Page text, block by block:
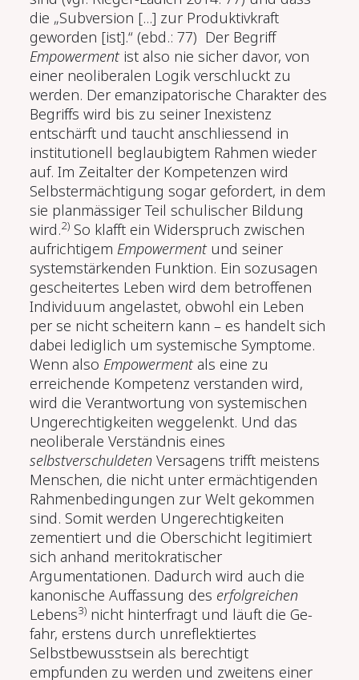
die „Subversion [...] zur Produktivkraft
geworden [ist].“ (ebd.: 77) Der Begriff
Empowerment ist also nie sicher davor, von
einer neoliberalen Logik verschluckt zu
werden. Der emanzipa­torische Charakter des
Begriffs wird bis zu seiner Inexistenz
entschärft und taucht anschliessend in
institutionell beglaubigtem Rahmen wieder
auf. Im Zeitalter der Kompetenzen wird
Selbstermächtigung sogar gefordert, in dem
sie planmässiger Teil schulischer Bildung
wird.2) So klafft ein Widerspruch zwischen
aufrichtigem Empowermentund seiner
systemstärk­enden Funktion. Ein sozusagen
gescheitertes Leben wird dem betroffenen
Individuum angelastet, obwohl ein Leben
per se nicht scheitern kann – es handelt sich
dabei lediglich um systemische Symptome.
Wenn also Em­powermentals eine zu
erreichende Kompetenz verstanden wird,
wird die Verantwortung von systemischen
Ungerechtigkeiten weggelenkt. Und das
neoliberale Verständnis eines
selbstverschuldeten Versagens trifft meis­tens
Menschen, die nicht unter ermächtigenden
Rahmenbedingungen zur Welt gekommen
sind. Somit werden Ungerechtigkeiten
zementiert und die Oberschicht legitimiert
sich anhand meritokratischer
Argumentationen. Da­durch wird auch die
kanonische Auffassung des erfolgreichen
Lebens3) nicht hinterfragt und läuft die Ge­
fahr, erstens durch unreflektiertes
Selbstbewusstsein als berechtigt
empfunden zu werden und zweitens einer